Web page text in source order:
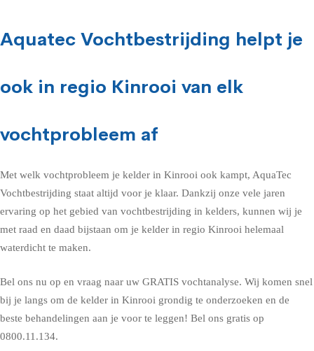
Aquatec Vochtbestrijding helpt je
ook in regio Kinrooi van elk
vochtprobleem af
Met welk vochtprobleem je kelder in Kinrooi ook kampt, AquaTec
Vochtbestrijding staat altijd voor je klaar. Dankzij onze vele jaren
ervaring op het gebied van vochtbestrijding in kelders, kunnen wij je
met raad en daad bijstaan om je kelder in regio Kinrooi helemaal
waterdicht te maken.
Bel ons nu op en vraag naar uw GRATIS vochtanalyse. Wij komen snel
bij je langs om de kelder in Kinrooi grondig te onderzoeken en de
beste behandelingen aan je voor te leggen! Bel ons gratis op
0800.11.134.